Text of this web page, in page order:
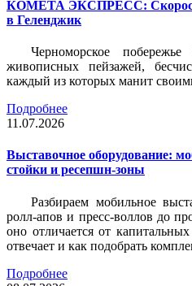
КОМЕТА ЭКСПРЕСС:
в Геленджик
Черноморское
живописных пейзажей,
каждый из которых манит
Подробнее
11.07.2026
Выставочное оборудование:
стойки и ресепшн-зоны
Разбираем мобильное
ролл-апов и пресс-воллов до
оно отличается от
отвечает и как подобрать
Подробнее